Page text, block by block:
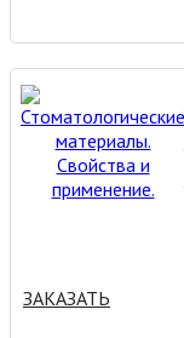
ЗАКАЗАТЬ